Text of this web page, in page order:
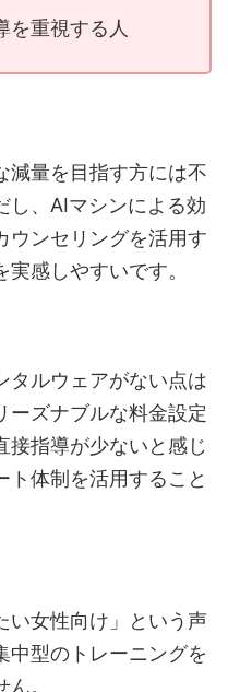
を重視する人
減量を目指す方には不
し、AIマシンによる効
ウンセリングを活用す
感しやすいです。
タルウェアがない点は
ーズナブルな料金設定
接指導が少ないと感じ
ト体制を活用すること
い女性向け」という声
中型のトレーニングを
。